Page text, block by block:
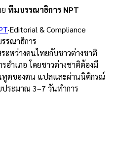
ทีมบรรณาธิการ NPT
·Editorial & Compliance
รณาธิการ
ะหว่างคนไทยกับชาวต่างชาติ
อำเภอ โดยชาวต่างชาติต้องมี
ทูตของตน แปลและผ่านนิติกรณ์
ระมาณ 3–7 วันทำการ